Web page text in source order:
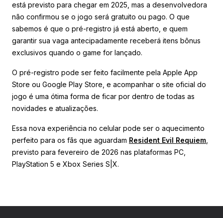
está previsto para chegar em 2025, mas a desenvolvedora
não confirmou se o jogo será gratuito ou pago. O que
sabemos é que o pré-registro já está aberto, e quem
garantir sua vaga antecipadamente receberá itens bônus
exclusivos quando o game for lançado.
O pré-registro pode ser feito facilmente pela Apple App
Store ou Google Play Store, e acompanhar o site oficial do
jogo é uma ótima forma de ficar por dentro de todas as
novidades e atualizações.
Essa nova experiência no celular pode ser o aquecimento
perfeito para os fãs que aguardam Resident Evil Requiem
previsto para fevereiro de 2026 nas plataformas PC,
PlayStation 5 e Xbox Series S|X.